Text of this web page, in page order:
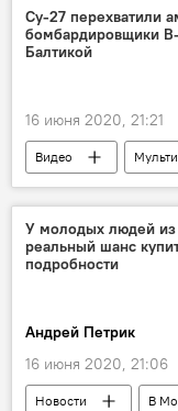
прокуратура
Су-27 перехватили
бомбардировщики
Балтикой
16 июня 2020, 21:21
Видео
Общество
В
У молодых людей
реальный шанс
подробности
Андрей Петрик
16 июня 2020, 21:06
Новости В